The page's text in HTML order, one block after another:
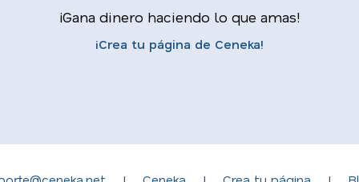
¡Gana dinero haciendo lo que amas!
¡Crea tu página de Ceneka!